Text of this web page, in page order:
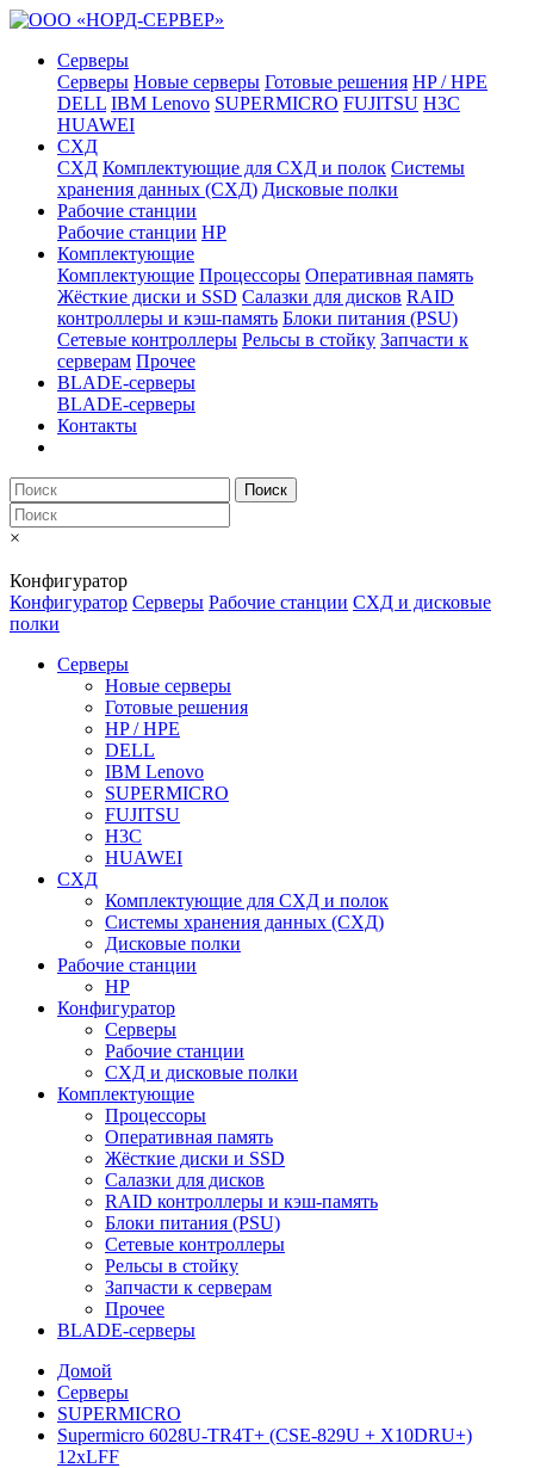
Серверы
Серверы Новые серверы Готовые решения HP / HPE
DELL IBM Lenovo SUPERMICRO FUJITSU H3C
HUAWEI
СХД
СХД Комплектующие для СХД и полок Системы
хранения данных (СХД) Дисковые полки
Рабочие станции
Рабочие станции HP
Комплектующие
Комплектующие Процессоры Оперативная память
Жёсткие диски и SSD Салазки для дисков RAID
контроллеры и кэш-память Блоки питания (PSU)
Сетевые контроллеры Рельсы в стойку Запчасти к
серверам Прочее
BLADE-серверы
BLADE-серверы
Контакты
Поиск
×
Конфигуратор
Конфигуратор Серверы Рабочие станции СХД и дисковые
полки
Серверы
Новые серверы
Готовые решения
HP / HPE
DELL
IBM Lenovo
SUPERMICRO
FUJITSU
H3C
HUAWEI
СХД
Комплектующие для СХД и полок
Системы хранения данных (СХД)
Дисковые полки
Рабочие станции
HP
Конфигуратор
Серверы
Рабочие станции
СХД и дисковые полки
Комплектующие
Процессоры
Оперативная память
Жёсткие диски и SSD
Салазки для дисков
RAID контроллеры и кэш-память
Блоки питания (PSU)
Сетевые контроллеры
Рельсы в стойку
Запчасти к серверам
Прочее
BLADE-серверы
Домой
Серверы
SUPERMICRO
Supermicro 6028U-TR4T+ (CSE-829U + X10DRU+)
12xLFF